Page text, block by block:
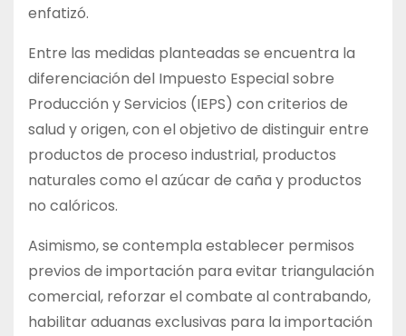
enfatizó.
Entre las medidas planteadas se encuentra la
diferenciación del Impuesto Especial sobre
Producción y Servicios (IEPS) con criterios de
salud y origen, con el objetivo de distinguir entre
productos de proceso industrial, productos
naturales como el azúcar de caña y productos
no calóricos.
Asimismo, se contempla establecer permisos
previos de importación para evitar triangulación
comercial, reforzar el combate al contrabando,
habilitar aduanas exclusivas para la importación